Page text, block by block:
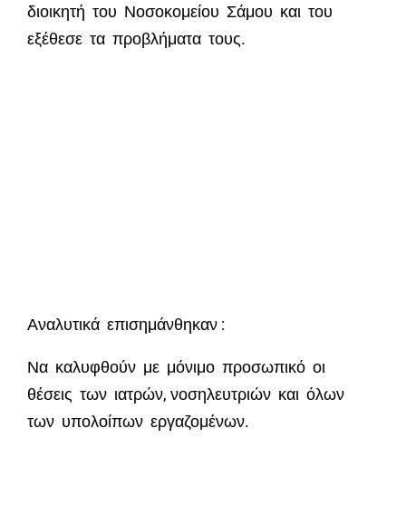
διοικητή του Νοσοκομείου Σάμου και του
εξέθεσε τα προβλήματα τους.
Αναλυτικά επισημάνθηκαν :
Να καλυφθούν με μόνιμο προσωπικό οι
θέσεις των ιατρών, νοσηλευτριών και όλων
των υπολοίπων εργαζομένων.